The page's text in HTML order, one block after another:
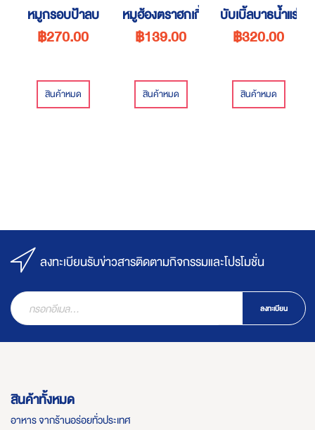
หมูกรอบป้าลบ
฿270.00
สินค้าหมด
หมูฮ้องตราฮกเกี้ยน
฿139.00
สินค้าหมด
บับเบิ้ลบาธน้ำแร่
฿320.00
สินค้าหมด
ลงทะเบียนรับข่าวสารติดตามกิจกรรมและโปรโมชั่น
ลงทะเบียน
สินค้าทั้งหมด
อาหาร จากร้านอร่อยทั่วประเทศ